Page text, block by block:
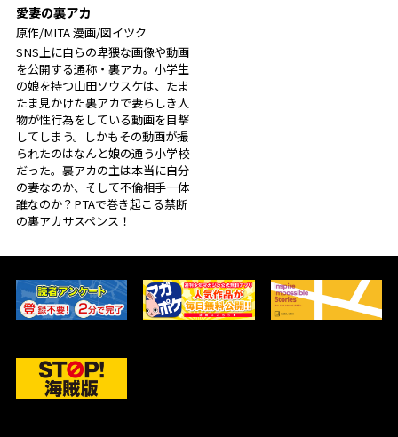
愛妻の裏アカ
原作/MITA 漫画/図イツク
SNS上に自らの卑猥な画像や動画
を公開する通称・裏アカ。小学生
の娘を持つ山田ソウスケは、たま
たま見かけた裏アカで妻らしき人
物が性行為をしている動画を目撃
してしまう。しかもその動画が撮
られたのはなんと娘の通う小学校
だった。裏アカの主は本当に自分
の妻なのか、そして不倫相手一体
誰なのか？PTAで巻き起こる禁断
の裏アカサスペンス！